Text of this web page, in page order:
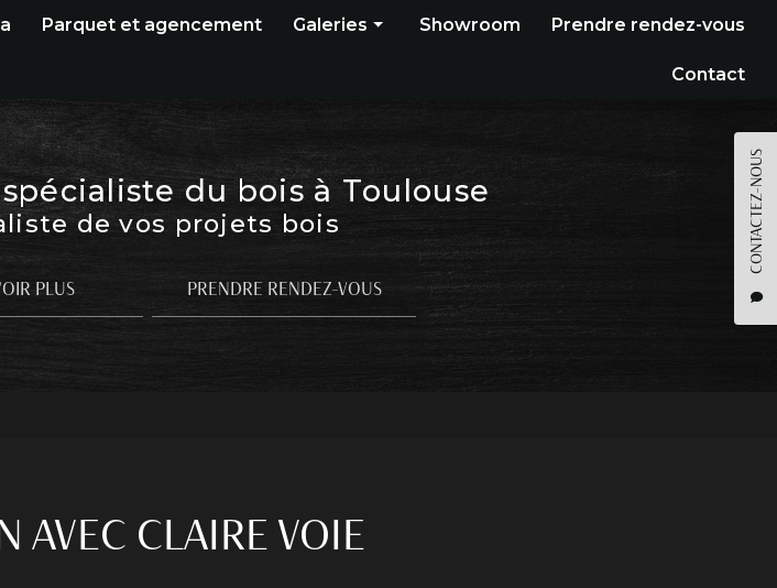
CONTACTEZ-NOUS
Parquet et agencement Galeries
Pergola
Parquet
Showroom Prendre rendez-vous
Contact
du bois à Toulouse
de vos projets bois
PLUS PRENDRE RENDEZ-VOUS
AVEC CLAIRE VOIE